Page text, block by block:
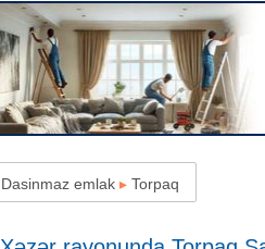
Dasinmaz emlak ▸ Torpaq